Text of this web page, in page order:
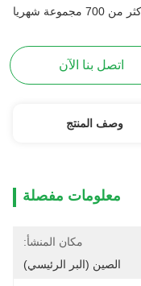
من 700 مجموعة شهريا
اتصل بنا الآن
وصف المنتج
معلومات مفصلة
مكان المنشأ:
الصين (البر الرئيسي)